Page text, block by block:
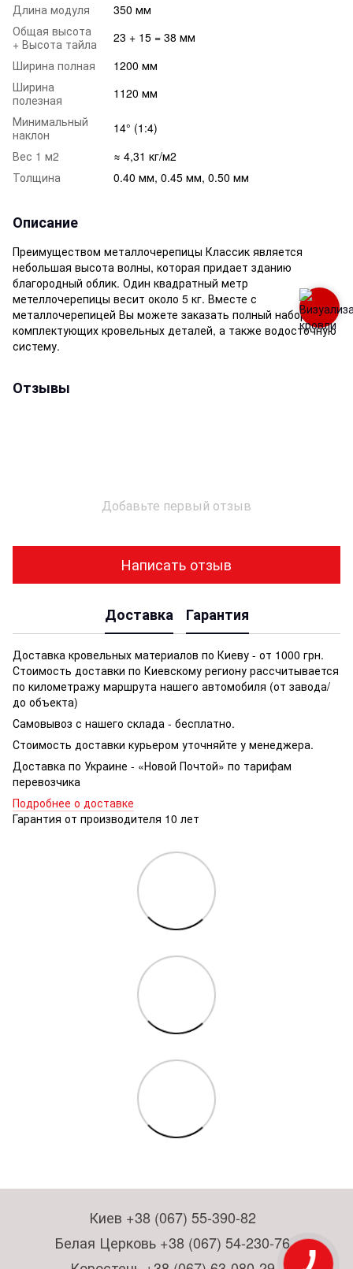
Длина модуля
350 мм
Общая высота
+ Высота тайла
23 + 15 = 38 мм
Ширина полная
1200 мм
Ширина
полезная
1120 мм
Минимальный
наклон
14° (1:4)
Вес 1 м2
≈ 4,31 кг/м2
Толщина
0.40 мм, 0.45 мм, 0.50 мм
Описание
Преимуществом металлочерепицы Классик является
небольшая высота волны, которая придает зданию
благородный облик. Один квадратный метр
метеллочерепицы весит около 5 кг. Вместе с
металлочерепицей Вы можете заказать полный набор
комплектующих кровельных деталей, а также водосточную
систему.
Отзывы
Добавьте первый отзыв
Написать отзыв
Доставка Гарантия
Доставка кровельных материалов по Киеву - от 1000 грн.
Стоимость доставки по Киевскому региону рассчитывается
по километражу маршрута нашего автомобиля (от завода/
до объекта)
Самовывоз с нашего склада - бесплатно.
Стоимость доставки курьером уточняйте у менеджера.
Доставка по Украине - «Новой Почтой» по тарифам
перевозчика
Подробнее о доставке
Гарантия от производителя 10 лет
Киев +38 (067) 55-390-82
Белая Церковь +38 (067) 54-230-76